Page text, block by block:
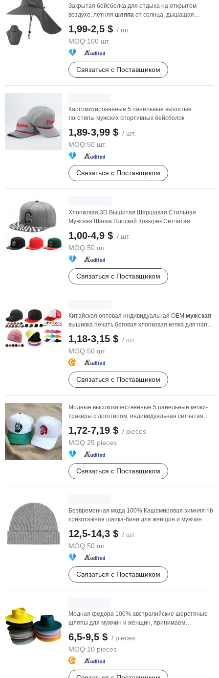
Закрытая бейсболка для отдыха на открытом
воздухе, летняя шляпа от солнца, дышащая
для мужчин ...
1,99-2,5 $ / шт.
MOQ:100 шт.
Связаться с Поставщиком
Кастомизированные 5 панельные вышитые
логотипы мужских спортивных бейсболок
1,89-3,99 $ / шт.
MOQ:50 шт.
Связаться с Поставщиком
Хлопковая 3D Вышитая Шершавая Стильная
Мужская Шапка Плоский Козырек Сетчатая
Snapback Шапка
1,00-4,9 $ / шт.
MOQ:50 шт.
Связаться с Поставщиком
Китайская оптовая индивидуальная OEM мужская
вышивка печать беговая хлопковая кепка для папы,
1,18-3,15 $ / шт.
MOQ:50 шт.
Связаться с Поставщиком
Модные высококачественные 5 панельные кепки-
тракеры с логотипом, индивидуальная сетчатая
1,72-7,19 $ / pieces
MOQ:25 pieces
Связаться с Поставщиком
Безвременная мода 100% Кашемировая зимняя rib
трикотажная шапка-бини для женщин и мужчин
12,5-14,3 $ / шт.
MOQ:50 шт.
Связаться с Поставщиком
Модная федора 100% австралийские шерстяные
шляпы для мужчин и женщин, принимаем
индивидуальные ...
6,5-9,5 $ / pieces
MOQ:10 pieces